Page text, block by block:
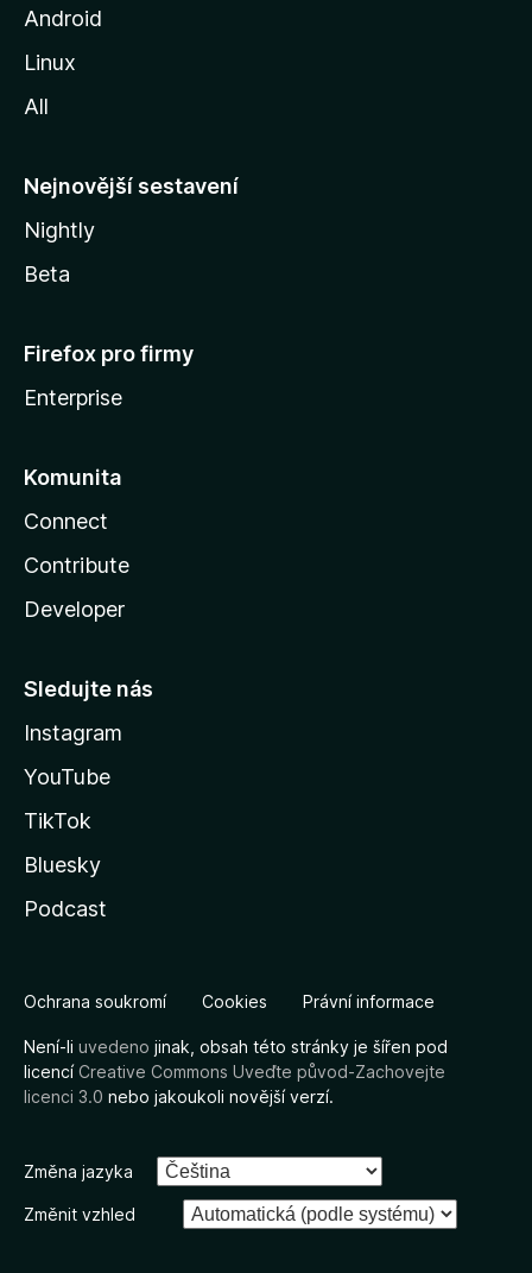
o
l
y
Android
Linux
All
Nejnovější sestavení
Nightly
Beta
Firefox pro firmy
Enterprise
Komunita
Connect
Contribute
Developer
Sledujte nás
Instagram
YouTube
TikTok
Bluesky
Podcast
Ochrana soukromí Cookies Právní informace
Není-li uvedeno jinak, obsah této stránky je šířen pod
licencíCreative Commons Uveďte původ-Zachovejte
licenci 3.0 nebo jakoukoli novější verzí.
Změna jazyka
Změnit vzhled